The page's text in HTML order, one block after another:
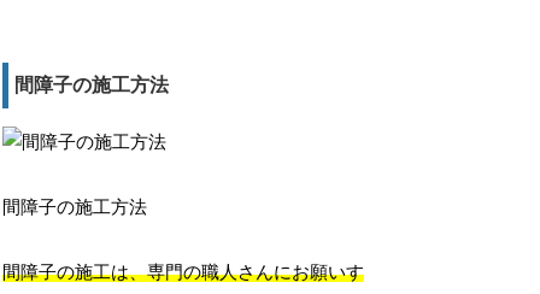
間障子の施工方法
間障子の施工方法
間障子の施工は、専門の職人さんにお願いす